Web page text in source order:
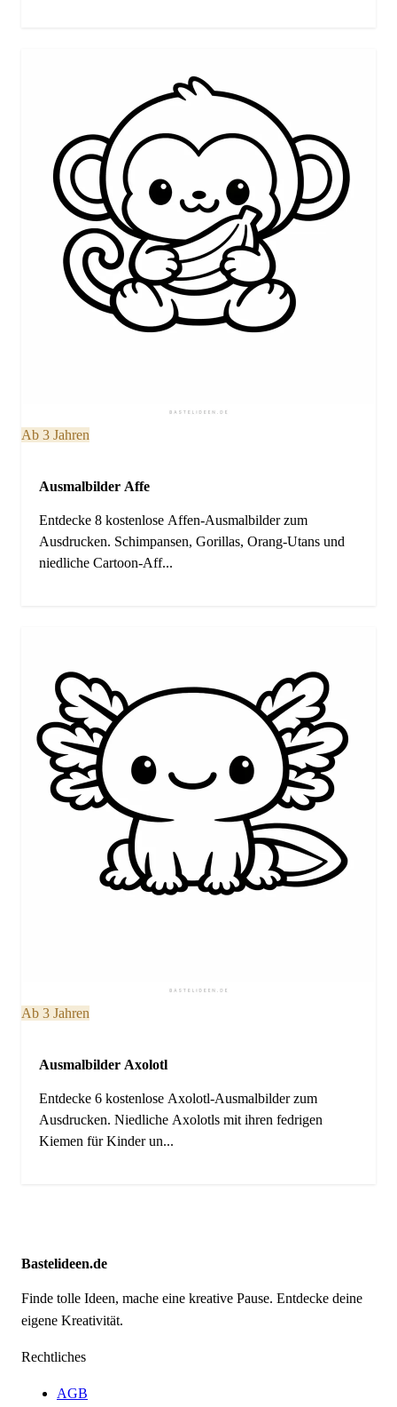
Ab 3 Jahren
Ausmalbilder Affe
Entdecke 8 kostenlose Affen-Ausmalbilder zum
Ausdrucken. Schimpansen, Gorillas, Orang-Utans und
niedliche Cartoon-Aff...
Ab 3 Jahren
Ausmalbilder Axolotl
Entdecke 6 kostenlose Axolotl-Ausmalbilder zum
Ausdrucken. Niedliche Axolotls mit ihren fedrigen
Kiemen für Kinder un...
Bastelideen.de
Finde tolle Ideen, mache eine kreative Pause. Entdecke deine
eigene Kreativität.
Rechtliches
AGB